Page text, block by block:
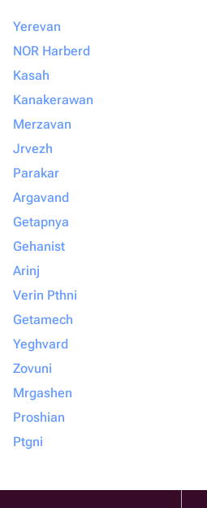
Yerevan
NOR Harberd
Kasah
Kanakerawan
Merzavan
Jrvezh
Parakar
Argavand
Getapnya
Gehanist
Arinj
Verin Pthni
Getamech
Yeghvard
Zovuni
Mrgashen
Proshian
Ptgni